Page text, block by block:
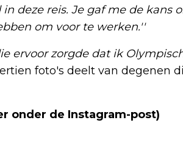
in deze reis. Je gaf me de kans
om voor te werken.''
ervoor zorgde dat ik
foto's deelt van degenen
onder de Instagram-post)